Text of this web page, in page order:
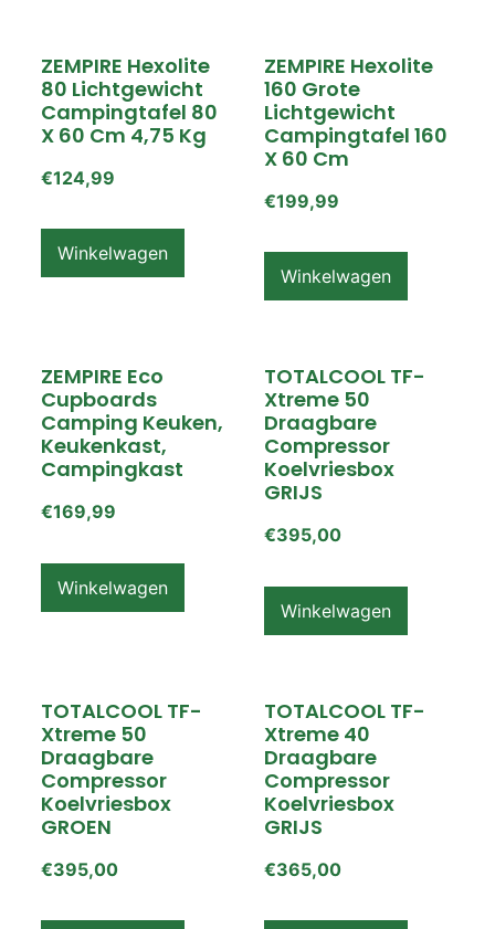
ZEMPIRE Hexolite
80 Lichtgewicht
Campingtafel 80
X 60 Cm 4,75 Kg
€124,99
Winkelwagen
ZEMPIRE Hexolite
160 Grote
Lichtgewicht
Campingtafel 160
X 60 Cm
€199,99
Winkelwagen
ZEMPIRE Eco
Cupboards
Camping Keuken,
Keukenkast,
Campingkast
€169,99
Winkelwagen
TOTALCOOL TF-
Xtreme 50
Draagbare
Compressor
Koelvriesbox
GRIJS
€395,00
Winkelwagen
TOTALCOOL TF-
Xtreme 50
Draagbare
Compressor
Koelvriesbox
GROEN
€395,00
TOTALCOOL TF-
Xtreme 40
Draagbare
Compressor
Koelvriesbox
GRIJS
€365,00